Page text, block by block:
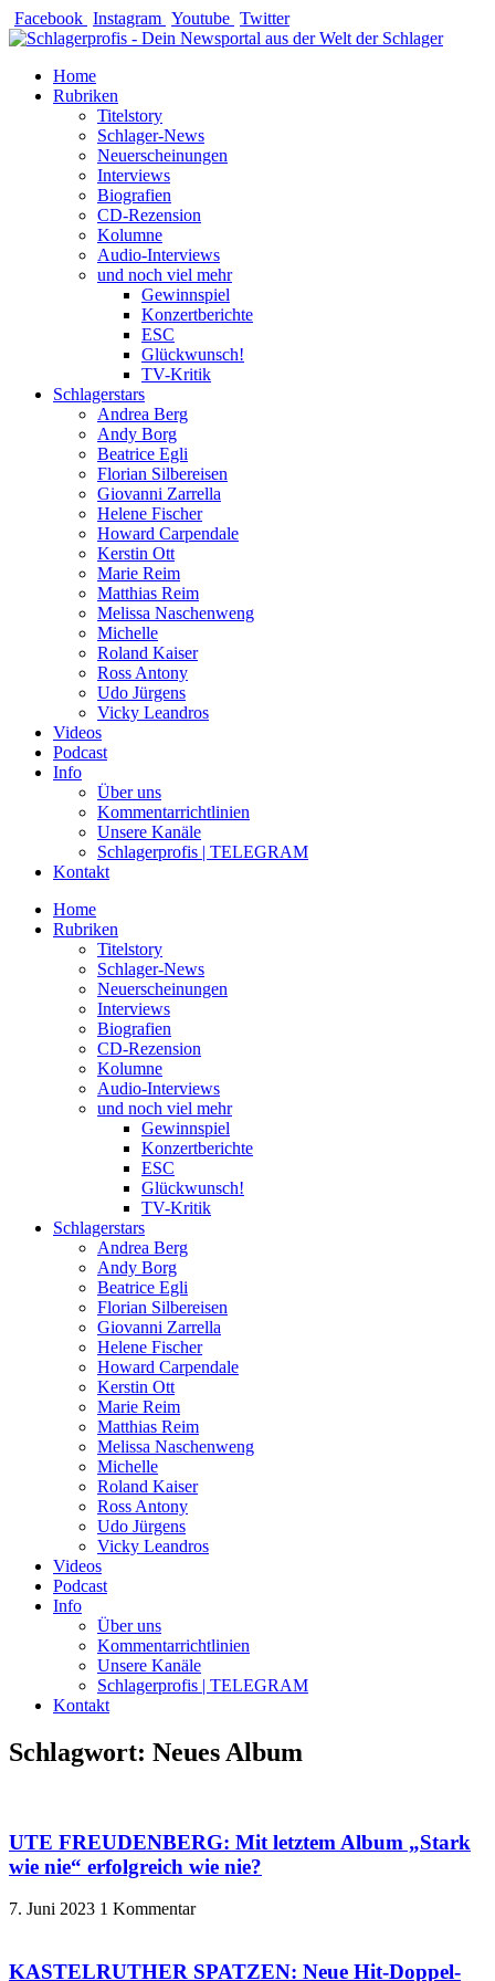
Zum
Inhalt
Facebook Instagram Youtube Twitter
Home
Rubriken
Titelstory
Schlager-News
Neuerscheinungen
Interviews
Biografien
CD-Rezension
Kolumne
Audio-Interviews
und noch viel mehr
Gewinnspiel
Konzertberichte
ESC
Glückwunsch!
TV-Kritik
Schlagerstars
Andrea Berg
Andy Borg
Beatrice Egli
Florian Silbereisen
Giovanni Zarrella
Helene Fischer
Howard Carpendale
Kerstin Ott
Marie Reim
Matthias Reim
Melissa Naschenweng
Michelle
Roland Kaiser
Ross Antony
Udo Jürgens
Vicky Leandros
Videos
Podcast
Info
Über uns
Kommentarrichtlinien
Unsere Kanäle
Schlagerprofis | TELEGRAM
Kontakt
Home
Rubriken
Titelstory
Schlager-News
Neuerscheinungen
Interviews
Biografien
CD-Rezension
Kolumne
Audio-Interviews
und noch viel mehr
Gewinnspiel
Konzertberichte
ESC
Glückwunsch!
TV-Kritik
Schlagerstars
Andrea Berg
Andy Borg
Beatrice Egli
Florian Silbereisen
Giovanni Zarrella
Helene Fischer
Howard Carpendale
Kerstin Ott
Marie Reim
Matthias Reim
Melissa Naschenweng
Michelle
Roland Kaiser
Ross Antony
Udo Jürgens
Vicky Leandros
Videos
Podcast
Info
Über uns
Kommentarrichtlinien
Unsere Kanäle
Schlagerprofis | TELEGRAM
Kontakt
Schlagwort: Neues Album
UTE FREUDENBERG: Mit letztem Album „Stark
wie nie“ erfolgreich wie nie?
7. Juni 2023 1 Kommentar
KASTELRUTHER SPATZEN: Neue Hit-Doppel-